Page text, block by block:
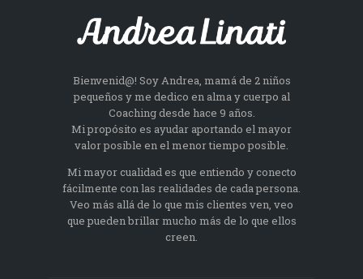
Bienvenid@! Soy Andrea, mamá de 2 niños
pequeños y me dedico en alma y cuerpo al
Coaching desde hace 9 años.
Mi propósito es ayudar aportando el mayor
valor posible en el menor tiempo posible.
Mi mayor cualidad es que entiendo y conecto
fácilmente con las realidades de cada persona.
Veo más allá de lo que mis clientes ven, veo
que pueden brillar mucho más de lo que ellos
creen.